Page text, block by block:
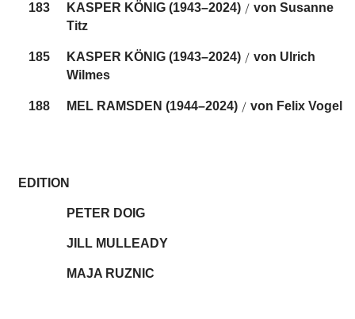
183 KASPER KÖNIG (1943–2024)/ von Susanne
Titz
185 KASPER KÖNIG (1943–2024)/ von Ulrich
Wilmes
188 MEL RAMSDEN (1944–2024)/ von Felix Vogel
EDITION
PETER DOIG
JILL MULLEADY
MAJA RUZNIC